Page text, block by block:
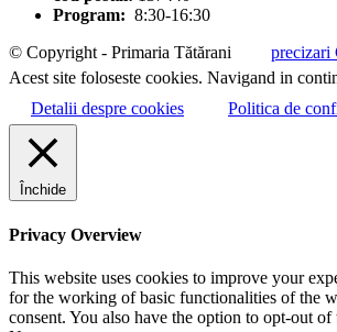
Program: 8:30-16:30
© Copyright - Primaria Tătărani precizari
Acest site foloseste cookies. Navigand in
Detalii despre cookies
Politica de
Închide
Privacy Overview
This website uses cookies to improve your
for the working of basic functionalities of the
consent. You also have the option to opt-out